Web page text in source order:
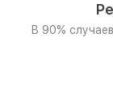
В 90%